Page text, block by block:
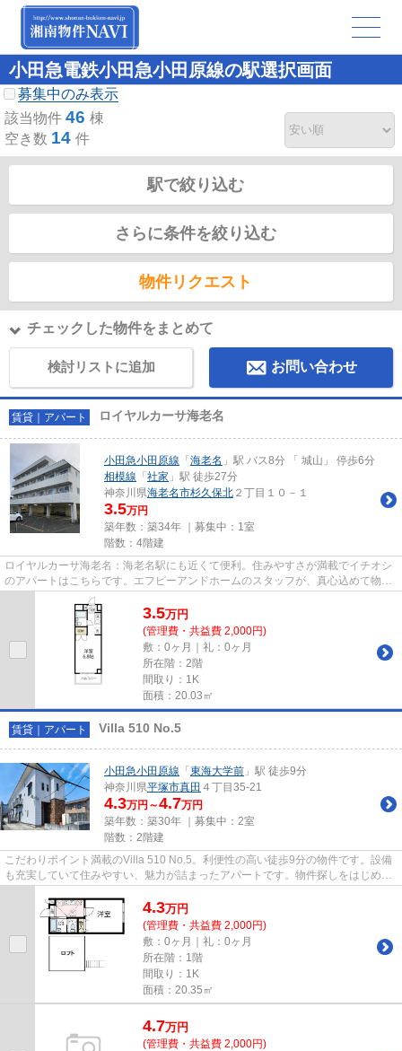
小田急電鉄小田急小田原線の駅選択画面
募集中のみ表示
該当物件 46 棟
空き数 14 件
駅で絞り込む
さらに条件を絞り込む
物件リクエスト
チェックした物件をまとめて
検討リストに追加 お問い合わせ
賃貸｜アパート ロイヤルカーサ海老名
小田急小田原線 「海老名 」駅 バス8分 「 城山」 停歩6分
相模線 「社家 」駅 徒歩27分
神奈川県海老名市杉久保北 ２丁目１０－１
3.5万円
築年数：築34年 ｜募集中： 1室
階数：4階建
ロイヤルカーサ海老名：海老名駅にも近くて便利。住みやすさが満載でイチオシ
のアパートはこちらです。エフピーアンドホームのスタッフが、真心込めて物件
をご紹介いたします。海老名...
3.5万円
(管理費・共益費 2,000円)
敷：0ヶ月｜礼：0ヶ月
所在階：2階
間取り：1K
面積：20.03㎡
賃貸｜アパート Villa 510 No.5
小田急小田原線 「東海大学前 」駅 徒歩9分
神奈川県平塚市真田 ４丁目35-21
4.3万円～4.7万円
築年数：築30年 ｜募集中： 2室
階数：2階建
こだわりポイント満載のVilla 510 No.5。利便性の高い徒歩9分の物件です。設備
も充実していて住みやすい、魅力が詰まったアパートです。物件探しをはじめた
方、当社をご利用してみませ...
4.3万円
(管理費・共益費 2,000円)
敷：0ヶ月｜礼：0ヶ月
所在階：1階
間取り：1K
面積：20.35㎡
4.7万円
(管理費・共益費 2,000円)